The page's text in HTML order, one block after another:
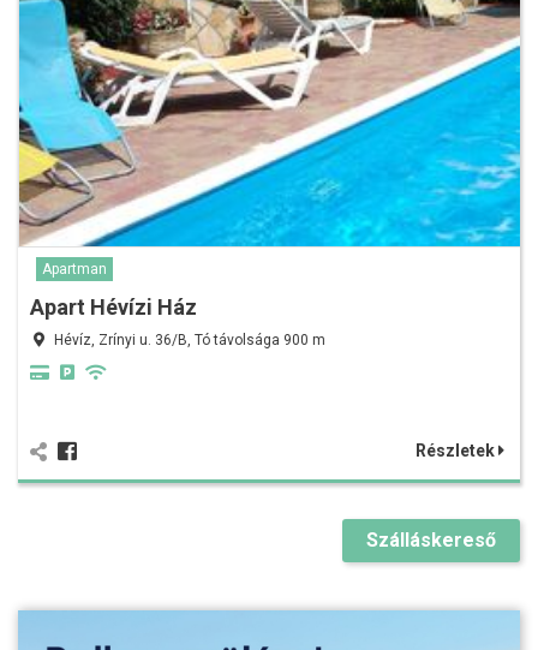
Apartman
Apart Hévízi Ház
Hévíz, Zrínyi u. 36/B, Tó távolsága 900 m
Részletek
Szálláskereső